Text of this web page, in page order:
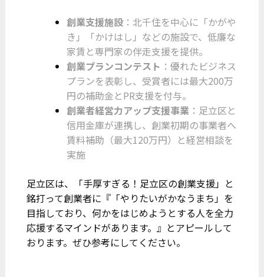
創業支援施設：北千住を中心に「かがや
き」「かけはし」などの施設で、低廉な
家賃と専門家の伴走支援を提供。
創業プランコンテスト ：優れたビジネス
プランを表彰し、受賞者には最大200万
円の補助金とPR支援を付与。
創業者経営力アップ支援事業 ：足立区と
信用金庫が連携し、創業初期の事業者へ
賃料補助（最大120万円）と経営相談を
実施
足立区は、「手厚すぎる！足立区の創業支援」と
銘打って創業者に『「やりたいがかなうまち」を
目指しており、何かをはじめようとする人を全力
応援するマインドがあります。』とアピールして
おります。ぜひ参考にしてください。